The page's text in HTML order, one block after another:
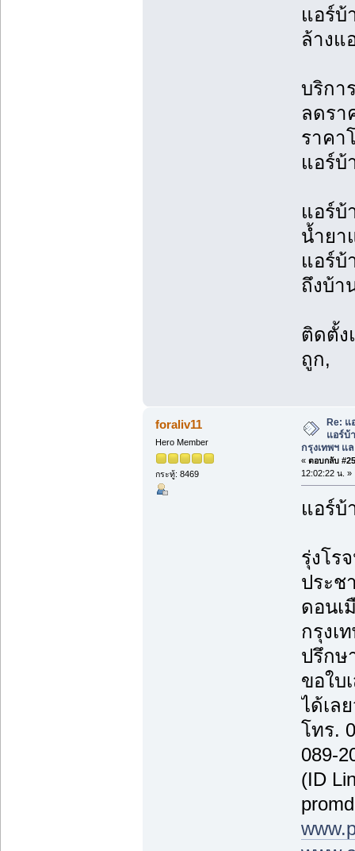
แอร์บ้
ล้างแ
บริกา
ลดรา
ราคา
แอร์บ้
แอร์บ้
น้ำยา
แอร์บ้
ถึงบ้า
ติดตั้ง
ถูก,
foraliv11
Hero Member
กระทู้: 8469
Re:
แอร์บ้
กรุงเทพฯ
« ตอบกลับ
12:02:22 น. »
แอร์บ้
รุ่งโร
ประช
ดอนเ
กรุงเ
ปรึกษ
ขอใบ
ได้เล
โทร.
089-
(ID